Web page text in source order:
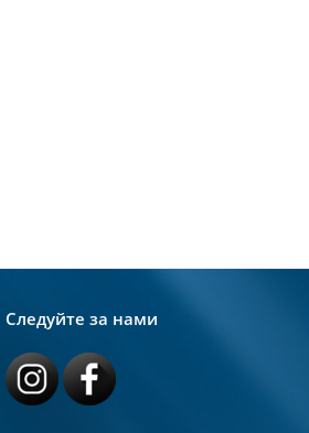
Следуйте за нами